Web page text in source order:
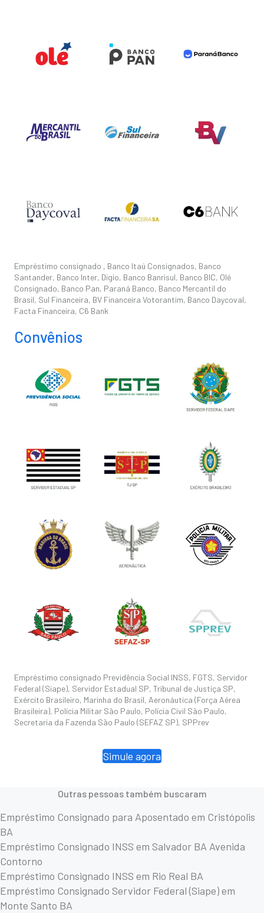
Empréstimo consignado , Banco Itaú Consignados, Banco
Santander, Banco Inter, Digio, Banco Banrisul, Banco BIC, Olé
Consignado, Banco Pan, Paraná Banco, Banco Mercantil do
Brasil, Sul Financeira, BV Financeira Votorantim, Banco Daycoval,
Facta Financeira, C6 Bank
Convênios
Empréstimo consignado Previdência Social INSS, FGTS, Servidor
Federal (Siape), Servidor Estadual SP, Tribunal de Justiça SP,
Exército Brasileiro, Marinha do Brasil, Aeronáutica (Força Aérea
Brasileira), Polícia Militar São Paulo, Polícia Civil São Paulo,
Secretaria da Fazenda São Paulo (SEFAZ SP), SPPrev
Simule agora
Outras pessoas também buscaram
Empréstimo Consignado para Aposentado em Cristópolis
BA
Empréstimo Consignado INSS em Salvador BA Avenida
Contorno
Empréstimo Consignado INSS em Rio Real BA
Empréstimo Consignado Servidor Federal (Siape) em
Monte Santo BA